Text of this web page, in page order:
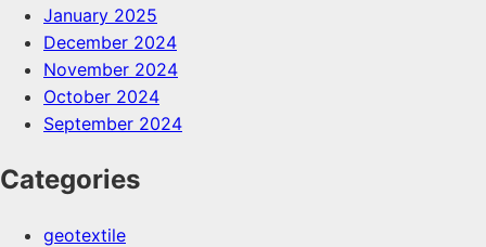
January 2025
December 2024
November 2024
October 2024
September 2024
Categories
geotextile